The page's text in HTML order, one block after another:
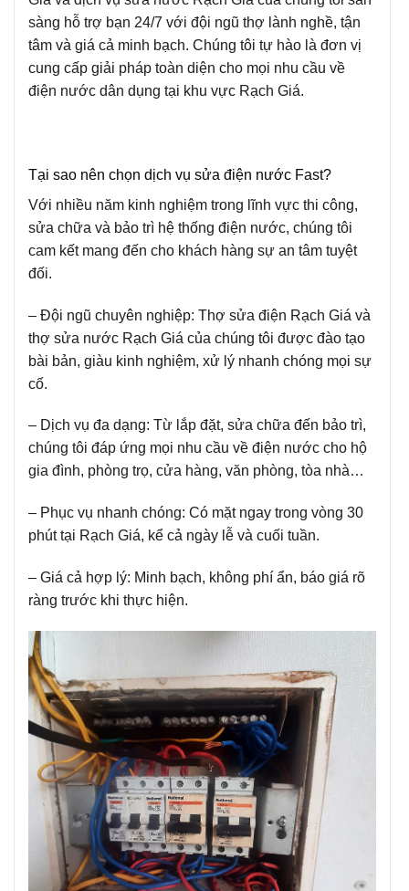
sàng hỗ trợ bạn 24/7 với đội ngũ thợ lành nghề, tận
tâm và giá cả minh bạch. Chúng tôi tự hào là đơn vị
cung cấp giải pháp toàn diện cho mọi nhu cầu về
điện nước dân dụng tại khu vực Rạch Giá.
Tại sao nên chọn dịch vụ sửa điện nước Fast?
Với nhiều năm kinh nghiệm trong lĩnh vực thi công,
sửa chữa và bảo trì hệ thống điện nước, chúng tôi
cam kết mang đến cho khách hàng sự an tâm tuyệt
đối.
– Đội ngũ chuyên nghiệp: Thợ sửa điện Rạch Giá và
thợ sửa nước Rạch Giá của chúng tôi được đào tạo
bài bản, giàu kinh nghiệm, xử lý nhanh chóng mọi sự
cố.
– Dịch vụ đa dạng: Từ lắp đặt, sửa chữa đến bảo trì,
chúng tôi đáp ứng mọi nhu cầu về điện nước cho hộ
gia đình, phòng trọ, cửa hàng, văn phòng, tòa nhà…
– Phục vụ nhanh chóng: Có mặt ngay trong vòng 30
phút tại Rạch Giá, kể cả ngày lễ và cuối tuần.
– Giá cả hợp lý: Minh bạch, không phí ẩn, báo giá rõ
ràng trước khi thực hiện.